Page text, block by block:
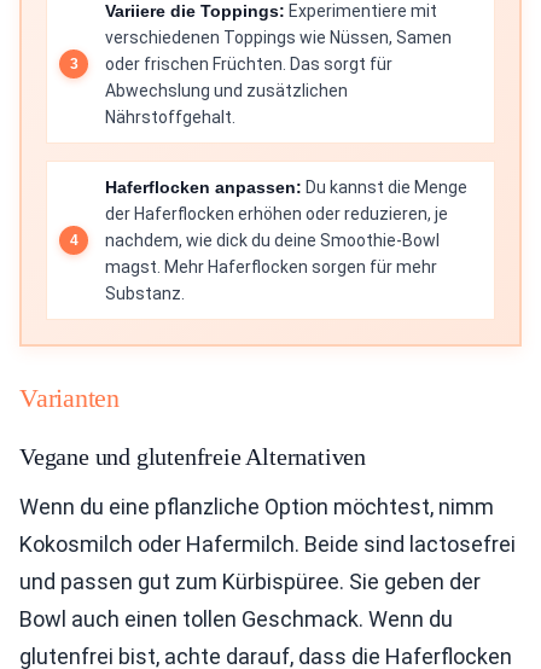
Variiere die Toppings: Experimentiere mit
verschiedenen Toppings wie Nüssen, Samen
oder frischen Früchten. Das sorgt für
Abwechslung und zusätzlichen
Nährstoffgehalt.
Haferflocken anpassen: Du kannst die Menge
der Haferflocken erhöhen oder reduzieren, je
nachdem, wie dick du deine Smoothie-Bowl
magst. Mehr Haferflocken sorgen für mehr
Substanz.
Varianten
Vegane und glutenfreie Alternativen
Wenn du eine pflanzliche Option möchtest, nimm
Kokosmilch oder Hafermilch. Beide sind lactosefrei
und passen gut zum Kürbispüree. Sie geben der
Bowl auch einen tollen Geschmack. Wenn du
glutenfrei bist, achte darauf, dass die Haferflocken